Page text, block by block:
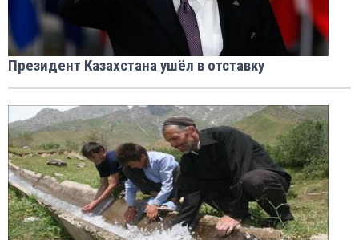
Президент Казахстана ушёл в отставку